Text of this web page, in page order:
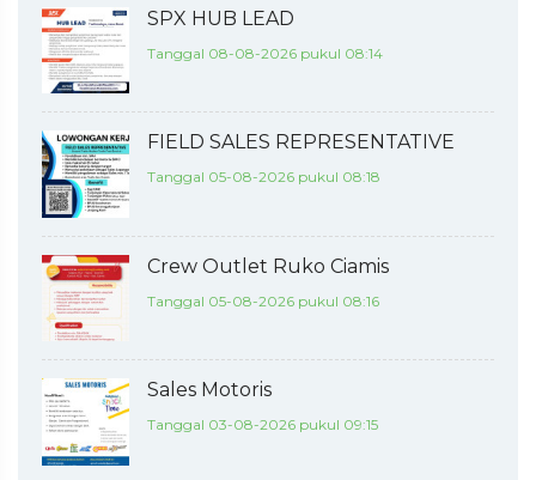
SPX HUB LEAD
Tanggal 08-08-2026 pukul 08:14
FIELD SALES REPRESENTATIVE
Tanggal 05-08-2026 pukul 08:18
Crew Outlet Ruko Ciamis
Tanggal 05-08-2026 pukul 08:16
Sales Motoris
Tanggal 03-08-2026 pukul 09:15